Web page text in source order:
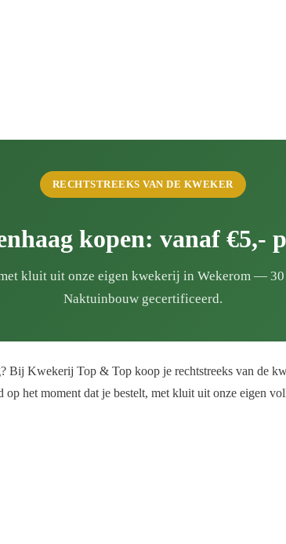
RECHTSTREEKS VAN DE KWEKER
kopen: vanaf €5,-
kluit uit onze eigen kwekerij in Wekerom —
Naktuinbouw gecertificeerd.
Bij Kwekerij Top & Top koop je rechtstreeks van de
het moment dat je bestelt, met kluit uit onze eigen